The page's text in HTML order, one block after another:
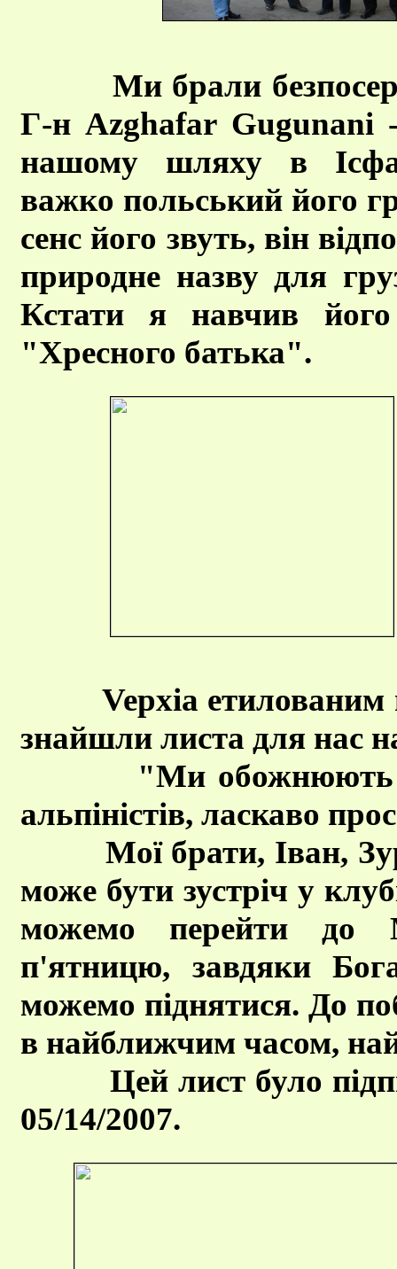
Ми брали
Г-н Azghafar Gugunani
нашому шляху в
важко польський його
сенс його звуть, він
природне назву для
Кстати я навчив його
"Хресного батька".
Vepxia етилованим
знайшли листа для нас
"Ми обожнюють
альпіністів, ласкаво
Мої брати, Іван,
може бути зустріч у
можемо перейти до
п'ятницю, завдяки
можемо піднятися. До
в найближчим часом,
Цей лист було
05/14/2007.